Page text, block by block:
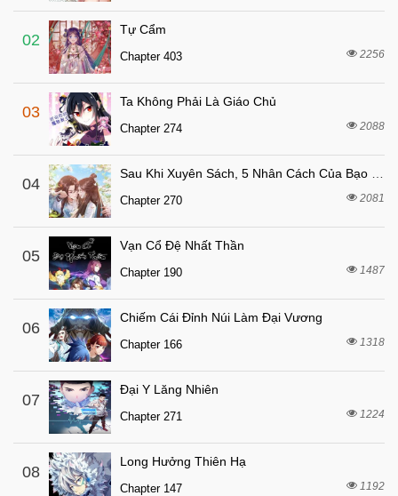
02
Tự Cẩm
Chapter 403 2256
03
Ta Không Phải Là Giáo Chủ
Chapter 274 2088
04
Chapter 270 2081
05
Vạn Cổ Đệ Nhất Thần
Chapter 190 1487
06
Chiếm Cái Đỉnh Núi Làm Đại Vương
Chapter 166 1318
07
Đại Y Lăng Nhiên
Chapter 271 1224
08
Long Hưởng Thiên Hạ
Chapter 147 1192